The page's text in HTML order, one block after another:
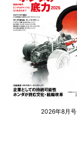
2026年8月号